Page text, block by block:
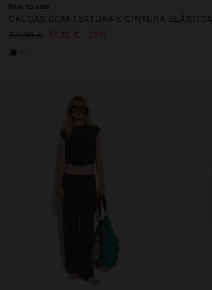
New to sale
CALÇAS COM TEXTURA E CINTURA ELÁSTICA
23,99 €
17,99 € 25%